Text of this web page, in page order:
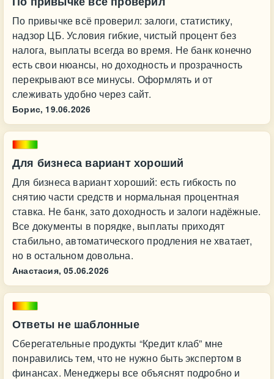
По привычке всё проверил: залоги, статистику,
надзор ЦБ. Условия гибкие, чистый процент без
налога, выплаты всегда во время. Не банк конечно
есть свои нюансы, но доходность и прозрачность
перекрывают все минусы. Оформлять и от
слеживать удобно через сайт.
Борис, 19.06.2026
Для бизнеса вариант хороший
Для бизнеса вариант хороший: есть гибкость по
снятию части средств и нормальная процентная
ставка. Не банк, зато доходность и залоги надёжные.
Все документы в порядке, выплаты приходят
стабильно, автоматического продления не хватает,
но в остальном довольна.
Анастасия, 05.06.2026
Ответы не шаблонные
Сберегательные продукты “Кредит клаб” мне
понравились тем, что не нужно быть экспертом в
финансах. Менеджеры все объяснят подробно и